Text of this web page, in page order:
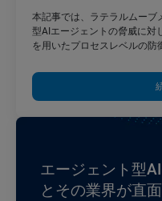
本記事では、ラテラルムーブ
型AIエージェントの脅威に対
を用いたプロセスレベルの防
エージェント型
とその業界が直